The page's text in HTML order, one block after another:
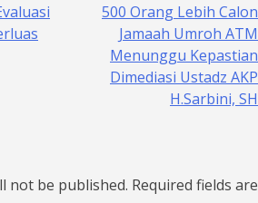
500 Orang Lebih Calon
Jamaah Umroh ATM
Menunggu Kepastian
Dimediasi Ustadz AKP
H.Sarbini, SH
not be published. Required fields are